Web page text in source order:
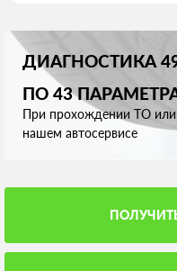
ДИАГНОСТИКА
ПО 43
При прохождении ТО или
нашем автосервисе